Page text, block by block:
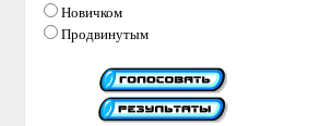
Новичком
Продвинутым